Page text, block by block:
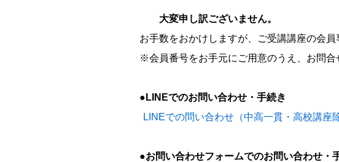
大変申し訳ございません。
お手数をおかけしますが、ご受講講座の会
※会員番号をお手元にご用意のうえ、お問合
●LINEでのお問い合わせ・手続き
LINEでの問い合わせ（中高一貫・高校講座
●お問い合わせフォームでのお問い合わせ・